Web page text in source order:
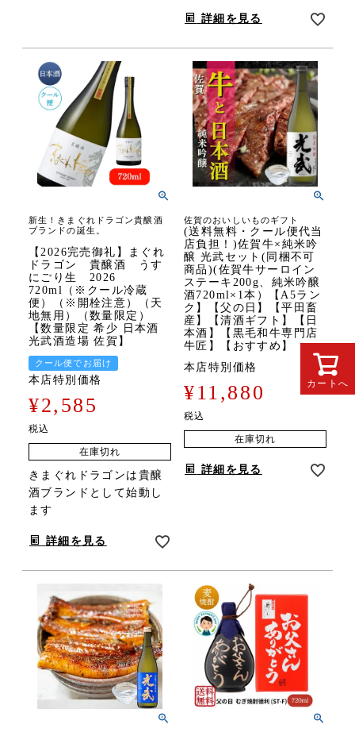
詳細を見る
新生！きまぐれドラゴン貴醸酒
ブランドの誕生。
【2026完売御礼】まぐれ
ドラゴン 貴醸酒 うす
にごり生 2026
720ml（※クール冷蔵
便）（※開栓注意）（天
地無用）（数量限定）
【数量限定 希少 日本酒
光武酒造場 佐賀】
クール便でお届け
本店特別価格
¥2,585
税込
在庫切れ
きまぐれドラゴンは貴醸
酒ブランドとして始動し
ます
詳細を見る
佐賀のおいしいものギフト
(送料無料・クール便代当
店負担！)佐賀牛×純米吟
醸 光武セット(同梱不可
商品)(佐賀牛サーロイン
ステーキ200g、純米吟醸
酒720ml×1本）【A5ラン
ク】【父の日】【平田畜
産】【清酒ギフト】【日
本酒】【黒毛和牛専門店
牛匠】【おすすめ】
本店特別価格
¥11,880
税込
在庫切れ
詳細を見る
カートへ